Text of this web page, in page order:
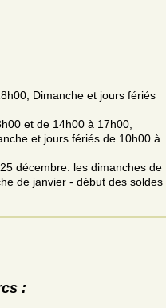
Dimanche et jours fériés
et de 14h00 à 17h00,
et jours fériés de 10h00 à
décembre. les dimanches de
de janvier - début des soldes
: